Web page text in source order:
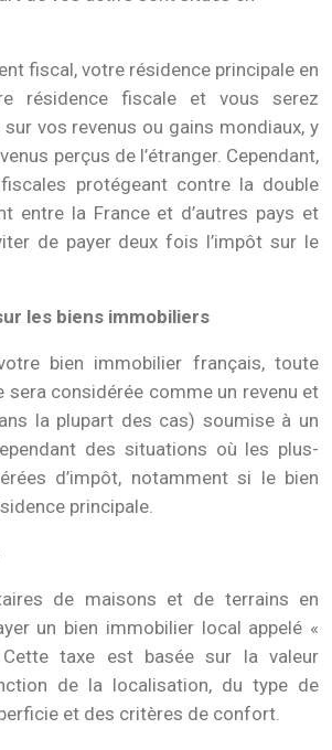
fiscal, votre résidence principale en
résidence fiscale et vous serez
vos revenus ou gains mondiaux, y
perçus de l’étranger. Cependant,
protégeant contre la double
entre la France et d’autres pays et
de payer deux fois l’impôt sur le
les biens immobiliers
bien immobilier français, toute
sera considérée comme un revenu et
la plupart des cas) soumise à un
des situations où les plus-
d’impôt, notamment si le bien
principale.
de maisons et de terrains en
un bien immobilier local appelé «
taxe est basée sur la valeur
de la localisation, du type de
et des critères de confort.